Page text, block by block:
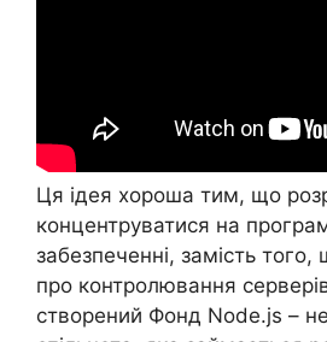
Ця ідея хороша тим, що
концентруватися на
забезпеченні, замість того,
про контролювання
створений Фонд Node.js –